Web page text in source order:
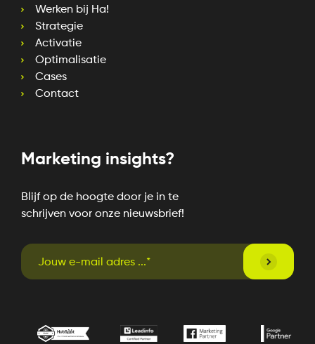
Werken bij Ha!
Strategie
Activatie
Optimalisatie
Cases
Contact
Marketing insights?
Blijf op de hoogte door je in te
schrijven voor onze nieuwsbrief!